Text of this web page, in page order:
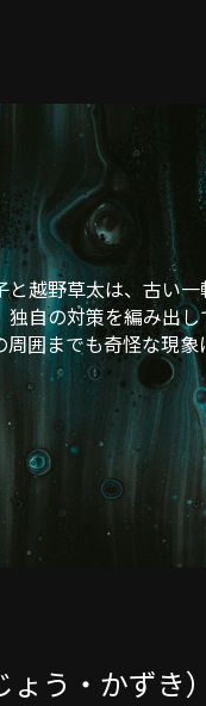
越野草太は、古い
独自の対策を編み
囲までも奇怪な現
ょう・かずき）